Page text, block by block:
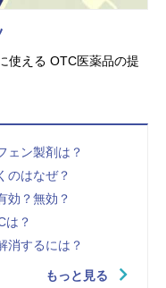
使える OTC医薬品の提
ェン製剤は？
のはなぜ？
効？無効？
は？
消するには？
もっと見る